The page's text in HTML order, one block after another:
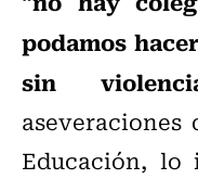
podamos
sin
Educación,